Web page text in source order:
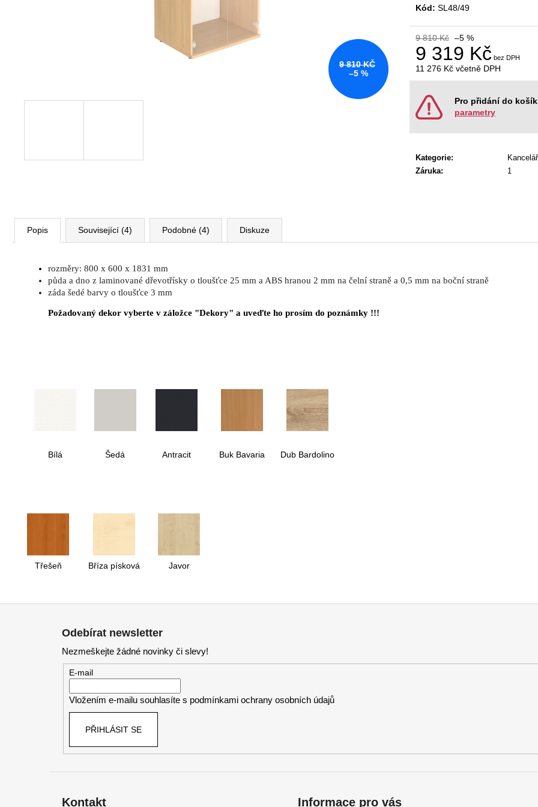
Kód: SL48/49
9 810 Kč –5 %
9 319 Kč
11 276 Kč včetně DPH
Měrná
Pro přidání do
parametry
Kategorie:
Záruka: 1
9 810 KČ
–5 %
Popis Související (4) Podobné (4) Diskuze
rozměry: 800 x 600 x 1831 mm
půda a dno z laminované dřevotřísky o tloušťce 25 mm a ABS hranou 2 mm na čelní straně a 0,5 mm na boční straně
záda šedé barvy o tloušťce 3 mm
Požadovaný dekor vyberte v záložce "Dekory" a uveďte ho prosím do poznámky !!!
Bílá Šedá Antracit Buk Bavaria Dub Bardolino
Třešeň Bříza písková Javor
KANCELÁŘSKÁ ŽIDLE GAME ŠÉF
NÁBYTKOVÁ
Původně: 28
Odebírat newsletter
Nezmeškejte žádné novinky či slevy!
E-mail
Vložením e-mailu souhlasíte s podmínkami ochrany osobních údajů
PŘIHLÁSIT SE
Kontakt Informace pro vás